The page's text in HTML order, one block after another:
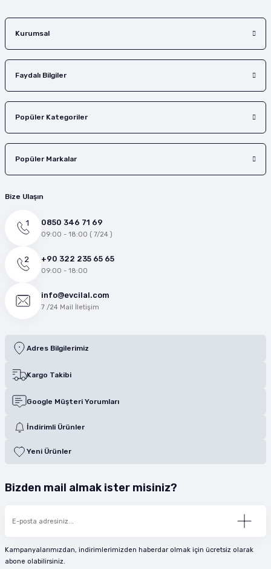
Kurumsal
Faydalı Bilgiler
Popüler Kategoriler
Popüler Markalar
Bize Ulaşın
0850 346 71 69
09:00 - 18:00 ( 7/24 )
+90 322 235 65 65
09:00 - 18:00
info@evcilal.com
7 /24 Mail İletişim
Adres Bilgilerimiz
Kargo Takibi
Google Müşteri Yorumları
İndirimli Ürünler
Yeni Ürünler
Bizden mail almak ister misiniz?
Kampanyalarımızdan, indirimlerimizden haberdar olmak için ücretsiz olarak
abone olabilirsiniz.